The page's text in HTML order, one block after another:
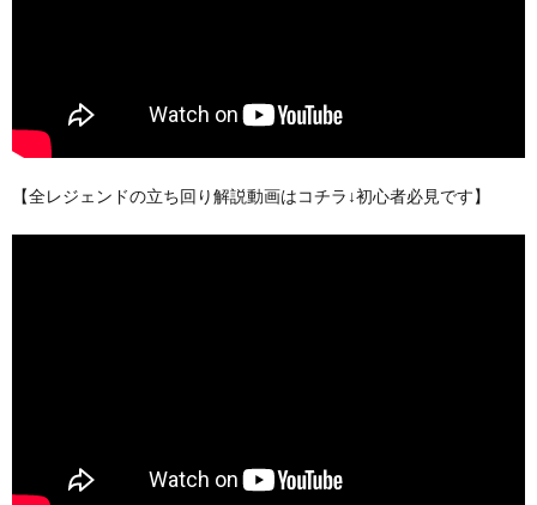
【全レジェンドの立ち回り解説動画はコチラ↓初心者必見です】